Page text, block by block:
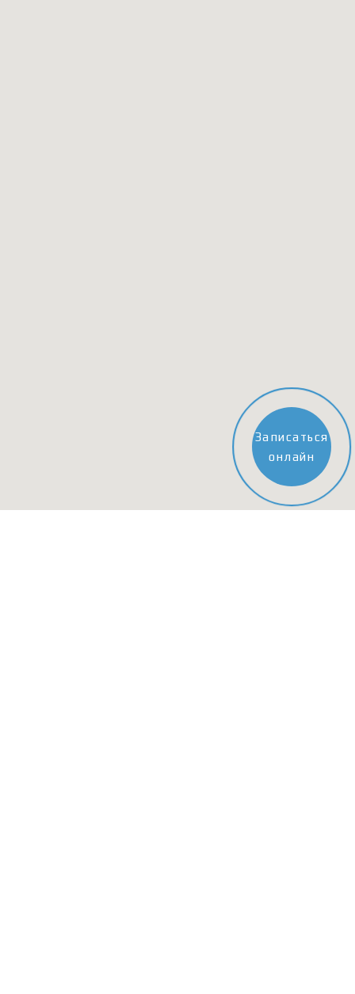
Записаться
онлайн